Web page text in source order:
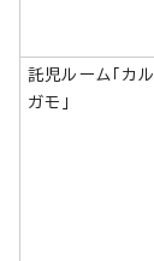
託児ルーム「カル
ガモ」